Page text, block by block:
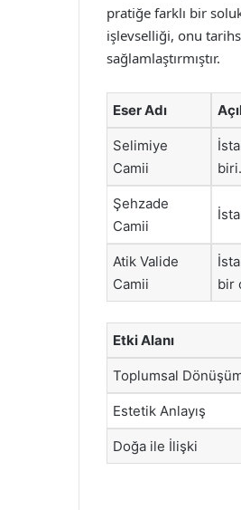
pratiğe farklı bir
işlevselliği, onu
sağlamlaştırmıştır.
Eser Adı
Selimiye
Camii
biri.
Şehzade
Camii
Atik Valide
Camii
bir
Etki Alanı
Toplumsal
Estetik Anlayış
Doğa ile İlişki